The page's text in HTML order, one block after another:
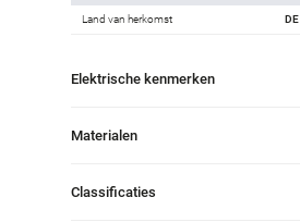
Land van herkomst DE
Elektrische kenmerken
Materialen
Classificaties